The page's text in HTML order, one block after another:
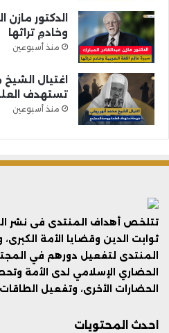
الدكتور مازن
وخادمِ تراثها
منذ أسبوعين
اغتيال
تستهدف
منذ أسبوعين
تتلخص أهداف المنتدى فى نشر
ثوابت الدين وقضايا الأمة
المنتدى لتفعيل دورهم في
الحضاري الإسلامي لدى الأمة
الحضارات الأخرى، وتفعيل
احدث المحتويات